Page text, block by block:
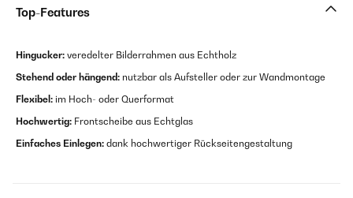
Top-Features
Hingucker: veredelter Bilderrahmen aus Echtholz
Stehend oder hängend: nutzbar als Aufsteller oder zur Wandmontage
Flexibel: im Hoch- oder Querformat
Hochwertig: Frontscheibe aus Echtglas
Einfaches Einlegen: dank hochwertiger Rückseitengestaltung